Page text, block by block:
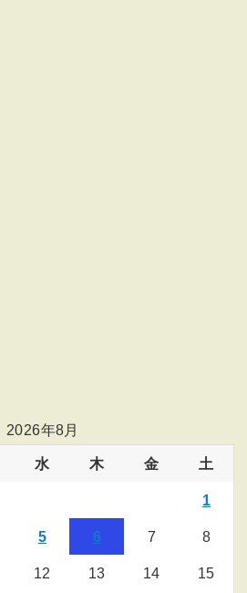
2026年8月
水 木 金 土
1
5 6 7 8
12 13 14 15